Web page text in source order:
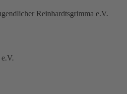
Reinhardtsgrimma e.V.